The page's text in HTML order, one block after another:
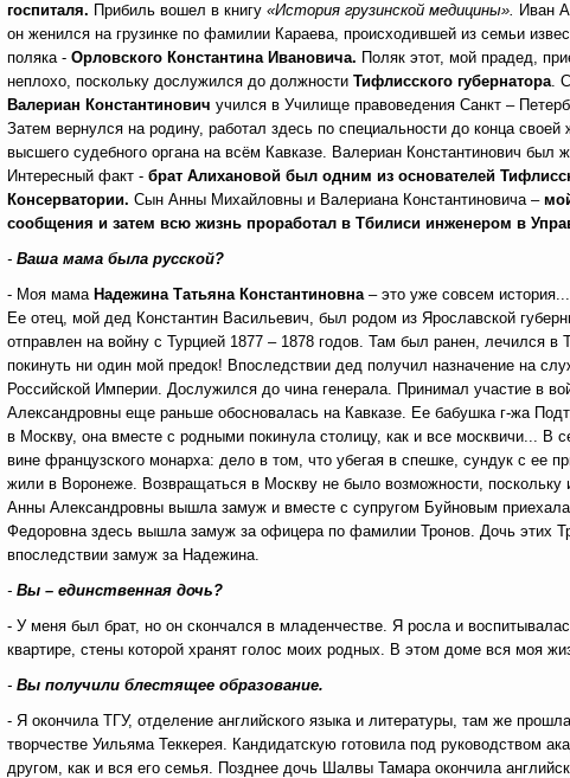
госпиталя. Прибиль вошел в книгу «История грузинской медицины». Иван
он женился на грузинке по фамилии Караева, происходившей из семьи
поляка - Орловского Константина Ивановича. Поляк этот, мой прадед,
неплохо, поскольку дослужился до должности Тифлисского губернатора.
Валериан Константинович учился в Училище правоведения Санкт –
Затем вернулся на родину, работал здесь по специальности до конца
высшего судебного органа на всём Кавказе. Валериан Константинович был
Интересный факт - брат Алихановой был одним из основателей
Консерватории. Сын Анны Михайловны и Валериана Константиновича –
сообщения и затем всю жизнь проработал в Тбилиси инженером в
- Ваша мама была русской?
- Моя мама Надежина Татьяна Константиновна– это уже совсем
Ее отец, мой дед Константин Васильевич, был родом из Ярославской
отправлен на войну с Турцией 1877 – 1878 годов. Там был ранен, лечился
покинуть ни один мой предок! Впоследствии дед получил назначение на
Российской Империи. Дослужился до чина генерала. Принимал участие в
Александровны еще раньше обосновалась на Кавказе. Ее бабушка г-жа
в Москву, она вместе с родными покинула столицу, как и все москвичи... В
вине французского монарха: дело в том, что убегая в спешке, сундук с ее
жили в Воронеже. Возвращаться в Москву не было возможности,
Анны Александровны вышла замуж и вместе с супругом Буйновым
Федоровна здесь вышла замуж за офицера по фамилии Тронов. Дочь этих
впоследствии замуж за Надежина.
- Вы – единственная дочь?
- У меня был брат, но он скончался в младенчестве. Я росла и
квартире, стены которой хранят голос моих родных. В этом доме вся моя
- Вы получили блестящее образование.
- Я окончила ТГУ, отделение английского языка и литературы, там же
творчестве Уильяма Теккерея. Кандидатскую готовила под руководством
другом, как и вся его семья. Позднее дочь Шалвы Тамара окончила